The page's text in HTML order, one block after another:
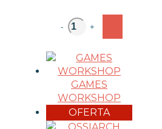
- +
GAMES
WORKSHOP
OFERTA